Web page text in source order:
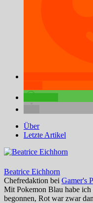
Über
Letzte Artikel
Beatrice Eichhorn
Chefredaktion bei Gamer's
Mit Pokemon Blau habe
begonnen, Rot war zwar